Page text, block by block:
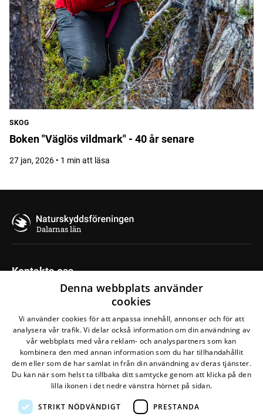
SKOG
Boken "Väglös vildmark" - 40 år senare
27 jan, 2026 • 1 min att läsa
Dalarnas län
Kontakta oss
Regionkansli Gävle-Dala
792 30 Mora
070-273 91 55
Maila oss
Den här webbplatsen drivs avGlesys ABmed
Denna webbplats använder
cookies
Vi använder cookies för att anpassa innehåll, annonser och för att
analysera vår trafik. Vi delar också information om din användning av
vår webbplats med våra reklam- och analyspartners som kan
kombinera den med annan information som du har tillhandahållit
dem eller som de har samlat in från din användning av deras tjänster.
Du kan när som helst ta tillbaka ditt samtycke genom att klicka på den
lilla ikonen i det nedre vänstra hörnet på sidan.
STRIKT NÖDVÄNDIGT PRESTANDA